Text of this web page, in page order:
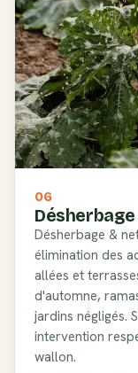
06
Désherbage &
élimination des
allées et
d'automne,
jardins négligés.
intervention
wallon.